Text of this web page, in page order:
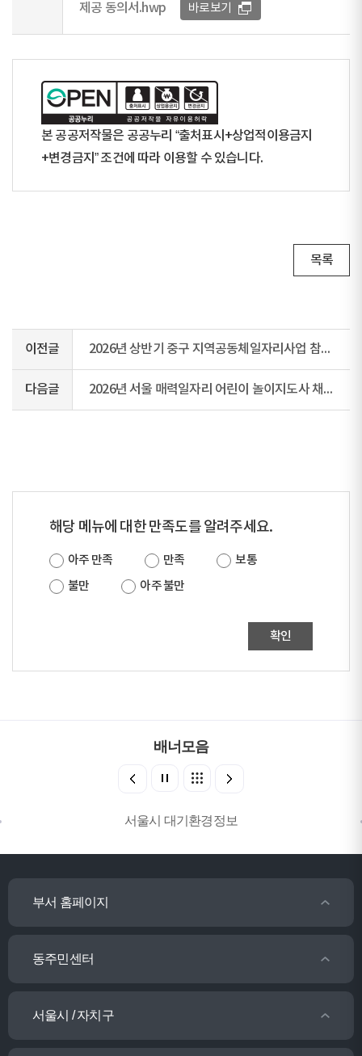
제공 동의서.hwp
바로보기
본 공공저작물은 공공누리 “출처표시+상업적이용금지
+변경금지” 조건에 따라 이용할 수 있습니다.
목록
이전글 2026년 상반기 중구 지역공동체일자리사업 참여자 모집 재공고
다음글 2026년 서울 매력일자리 어린이 놀이지도사 채용 재공고
해당 메뉴에 대한 만족도를 알려주세요.
아주 만족 만족
보통
불만
아주 불만
확인
배너모음
서울시 대기환경정보
부서 홈페이지
동주민센터
서울시 / 자치구